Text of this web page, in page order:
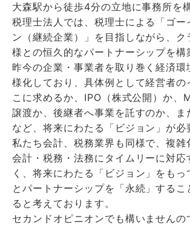
大森駅から徒歩4分の立地に事務所を
税理士法人では、税理士による「ゴー
ン（継続企業）」を目指しながら、ク
様との恒久的なパートナーシップを構
昨今の企業・事業者を取り巻く経済環
様化しており、具体例として経営者の
こに求めるか、IPO（株式公開）か、
譲渡か、後継者へ事業を託すのか、ま
など、将来にわたる「ビジョン」が必
私たち会計、税務業界も同様で、複雑
会計・税務・法務にタイムリーに対応
く、将来にわたる「ビジョン」をもっ
とパートナーシップを「永続」するこ
ると考えております。
セカンドオピニオンでも構いませんの